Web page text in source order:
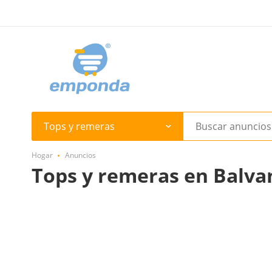
Tops y remeras
Hogar Anuncios
Tops y remeras en